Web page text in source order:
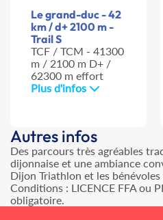
Le grand-duc - 42
km / d+ 2100 m -
Trail S
TCF / TCM - 41300
m / 2100 m D+ /
62300 m effort
Plus d'infos
Autres infos
Des parcours très agréables
dijonnaise et une ambiance
Dijon Triathlon et les
Conditions : LICENCE FFA ou
obligatoire.